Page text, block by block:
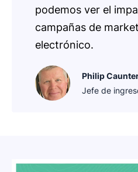
podemos ver el
campañas de
electrónico.
Philip
Jefe de